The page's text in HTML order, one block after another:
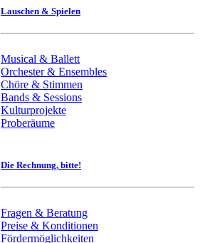
Lauschen & Spielen
Musical & Ballett
Orchester & Ensembles
Chöre & Stimmen
Bands & Sessions
Kulturprojekte
Proberäume
Die Rechnung, bitte!
Fragen & Beratung
Preise & Konditionen
Fördermöglichkeiten